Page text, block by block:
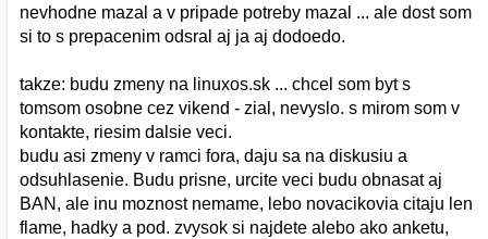
nevhodne mazal a v pripade potreby mazal ... ale dost som
si to s prepacenim odsral aj ja aj dodoedo.
takze: budu zmeny na linuxos.sk ... chcel som byt s
tomsom osobne cez vikend - zial, nevyslo. s mirom som v
kontakte, riesim dalsie veci.
budu asi zmeny v ramci fora, daju sa na diskusiu a
odsuhlasenie. Budu prisne, urcite veci budu obnasat aj
BAN, ale inu moznost nemame, lebo novacikovia citaju len
flame, hadky a pod. zvysok si najdete alebo ako anketu,